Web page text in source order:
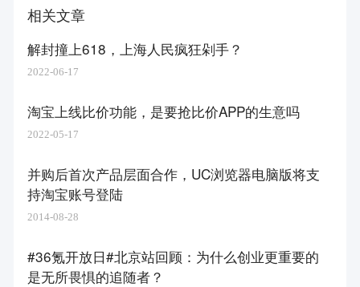
相关文章
解封撞上618，上海人民疯狂剁手？
2022-06-17
淘宝上线比价功能，是要抢比价APP的生意吗
2022-05-17
并购后首次产品层面合作，UC浏览器电脑版将支
持淘宝账号登陆
2014-08-28
#36氪开放日#北京站回顾：为什么创业更重要的
是无所畏惧的追随者？